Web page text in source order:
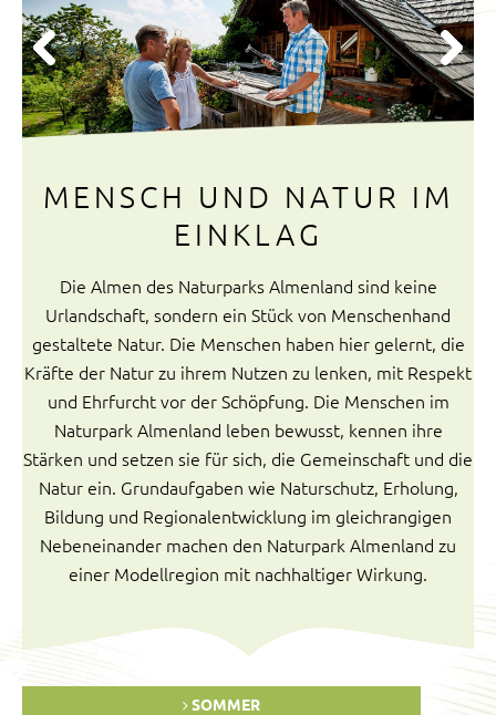
MENSCH UND NATUR IM
EINKLAG
Die Almen des Naturparks Almenland sind keine
Urlandschaft, sondern ein Stück von Menschenhand
gestaltete Natur. Die Menschen haben hier gelernt, die
Kräfte der Natur zu ihrem Nutzen zu lenken, mit Respekt
und Ehrfurcht vor der Schöpfung. Die Menschen im
Naturpark Almenland leben bewusst, kennen ihre
Stärken und setzen sie für sich, die Gemeinschaft und die
Natur ein. Grundaufgaben wie Naturschutz, Erholung,
Bildung und Regionalentwicklung im gleichrangigen
Nebeneinander machen den Naturpark Almenland zu
einer Modellregion mit nachhaltiger Wirkung.
SOMMER